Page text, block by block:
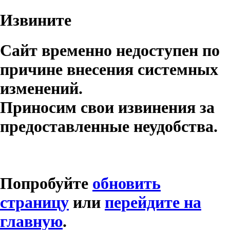
Извините
Сайт временно недоступен по
причине внесения системных
изменений.
Приносим свои извинения за
предоставленные неудобства.
Попробуйте обновить
страницу или перейдите на
главную.